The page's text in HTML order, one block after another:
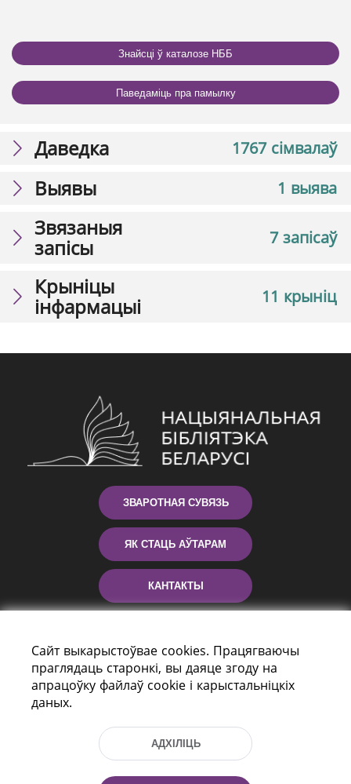
Знайсці ў каталозе НББ
Паведаміць пра памылку
1767 сімвалаў
Даведка
1 выява
Выявы
7 запісаў
Звязаныя
запісы
11 крыніц
Крыніцы
інфармацыі
ЗВАРОТНАЯ СУВЯЗЬ
ЯК СТАЦЬ АЎТАРАМ
КАНТАКТЫ
праспект Незалежнасці 116
Сайт выкарыстоўвае cookies. Працягваючы
праглядаць старонкі, вы даяце згоду на
апрацоўку файлаў cookie і карыстальніцкіх
даных.
АДХІЛІЦЬ